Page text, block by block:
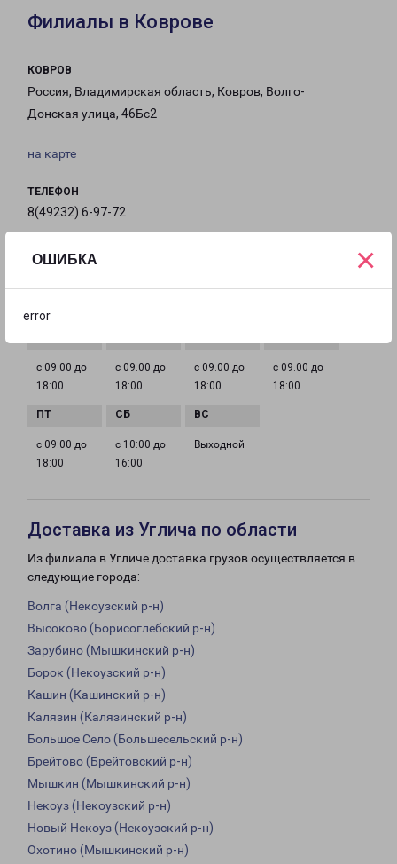
ОШИБКА
error
×
Филиалы в Коврове
КОВРОВ
Россия, Владимирская область, Ковров, Волго-
Донская улица, 46Бс2
на карте
ТЕЛЕФОН
8(49232) 6-97-72
с 09:00 до
18:00
с 09:00 до
18:00
с 09:00 до
18:00
с 09:00 до
18:00
с 09:00 до
18:00
с 10:00 до
16:00
Выходной
Доставка из Углича по области
Из филиала в Угличе доставка грузов осуществляется в
следующие города:
Волга (Некоузский р-н)
Высоково (Борисоглебский р-н)
Зарубино (Мышкинский р-н)
Борок (Некоузский р-н)
Кашин (Кашинский р-н)
Калязин (Калязинский р-н)
Большое Село (Большесельский р-н)
Брейтово (Брейтовский р-н)
Мышкин (Мышкинский р-н)
Некоуз (Некоузский р-н)
Новый Некоуз (Некоузский р-н)
Охотино (Мышкинский р-н)